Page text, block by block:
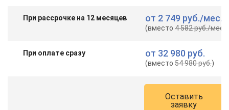
При рассрочке на 12 месяцев от 2 749 руб./мес.
(вместо4 582 руб./мес.
При оплате сразу от 32 980 руб.
(вместо54 980 руб.)
Оставить
заявку